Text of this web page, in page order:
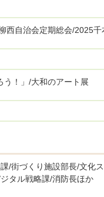
西自治会定期総会/2025千
う！」/大和のアート展
/街づくり施設部長/文化
タル戦略課/消防長ほか